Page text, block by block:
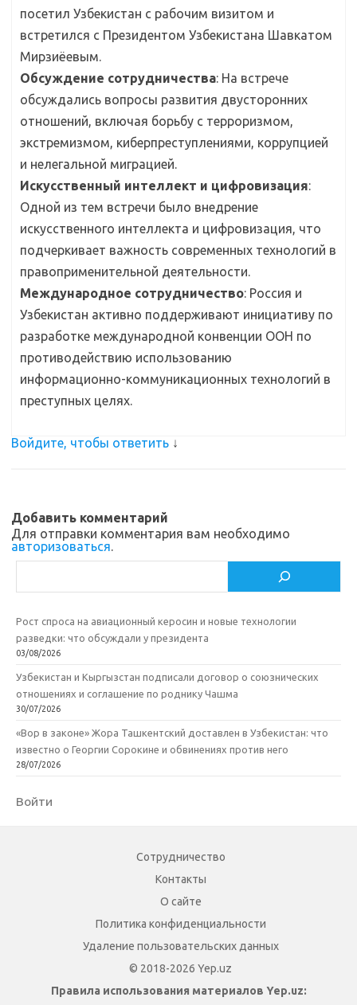
посетил Узбекистан с рабочим визитом и
встретился с Президентом Узбекистана Шавкатом
Мирзиёевым.
Обсуждение сотрудничества: На встрече
обсуждались вопросы развития двусторонних
отношений, включая борьбу с терроризмом,
экстремизмом, киберпреступлениями, коррупцией
и нелегальной миграцией.
Искусственный интеллект и цифровизация:
Одной из тем встречи было внедрение
искусственного интеллекта и цифровизация, что
подчеркивает важность современных технологий в
правоприменительной деятельности.
Международное сотрудничество: Россия и
Узбекистан активно поддерживают инициативу по
разработке международной конвенции ООН по
противодействию использованию
информационно-коммуникационных технологий в
преступных целях.
Войдите, чтобы ответить ↓
Добавить комментарий
Для отправки комментария вам необходимо
авторизоваться.
Рост спроса на авиационный керосин и новые технологии
разведки: что обсуждали у президента
03/08/2026
Узбекистан и Кыргызстан подписали договор о союзнических
отношениях и соглашение по роднику Чашма
30/07/2026
«Вор в законе» Жора Ташкентский доставлен в Узбекистан: что
известно о Георгии Сорокине и обвинениях против него
28/07/2026
Войти
Сотрудничество
Контакты
О сайте
Политика конфиденциальности
Удаление пользовательских данных
© 2018-2026 Yep.uz
Правила использования материалов Yep.uz: